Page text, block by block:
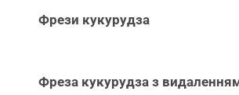
Фрези кукурудза
Фреза кукурудза з